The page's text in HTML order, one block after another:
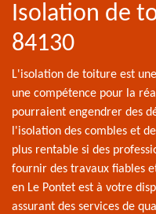
Isolation de
84130
L'isolation de toiture est
une compétence pour la
pourraient engendrer des
l'isolation des combles et
plus rentable si des
fournir des travaux fiables
en Le Pontet est à votre
assurant des services de